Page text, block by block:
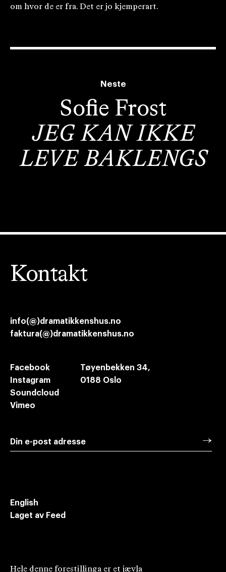
om hvor de er fra. Det er jo kjemperart.
Neste
Sofie Frost
JEG KAN IKKE
LEVE BAKLENGS
Hele denne forestillinga er et jævla
Kontakt
Tøyenbekken 34,
0188 Oslo
info(@)dramatikkenshus.no
faktura(@)dramatikkenshus.no
Facebook
Instagram
Soundcloud
Vimeo
Din e-post adresse →
English
Laget av Feed